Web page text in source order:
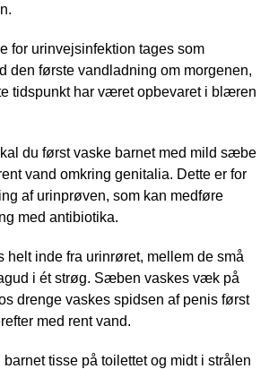
for urinvejsinfektion tages som
den første vandladning om morgenen,
tidspunkt har været opbevaret i blæren
du først vaske barnet med mild sæbe
vand omkring genitalia. Dette er for
af urinprøven, som kan medføre
med antibiotika.
helt inde fra urinrøret, mellem de små
i ét strøg. Sæben vaskes væk på
drenge vaskes spidsen af penis først
med rent vand.
barnet tisse på toilettet og midt i strålen